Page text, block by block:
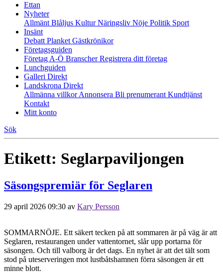
Ettan
Nyheter
Allmänt Blåljus KulturNäringsliv Nöje Politik Sport
Insänt
Debatt Planket Gästkrönikor
Företagsguiden
Företag A-Ö BranscherRegistrera ditt företag
Lunchguiden
Galleri Direkt
Landskrona Direkt
Allmänna villkorAnnonsera Bli prenumerant Kundtjänst
Kontakt
Mitt konto
Sök
Etikett: Seglarpaviljongen
Säsongspremiär för Seglaren
29 april 2026 09:30 av Kary Persson
SOMMARNÖJE. Ett säkert tecken på att sommaren är på väg är att
Seglaren, restaurangen under vattentornet, slår upp portarna för
säsongen. Och till valborg är det dags. En nyhet är att det tält som
stod på uteserveringen mot lustbåtshamnen förra säsongen är ett
minne blott.